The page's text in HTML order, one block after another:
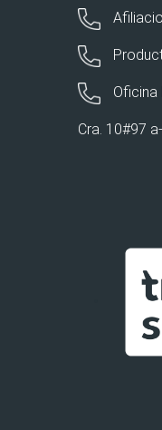
Oficina
Cra. 10#97